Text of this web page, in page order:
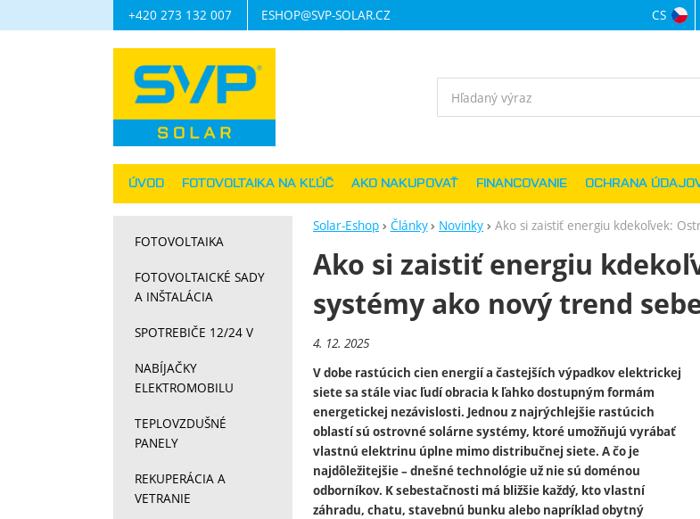
Solar-Eshop Články Novinky Ako si zaistiť energiu kdekoľvek:
Ako si zaistiť energiu
systémy ako nový trend
4. 12. 2025
V dobe rastúcich cien energií a častejších výpadkov elektrickej
siete sa stále viac ľudí obracia k ľahko dostupným formám
energetickej nezávislosti. Jednou z najrýchlejšie rastúcich
oblastí sú ostrovné solárne systémy, ktoré umožňujú vyrábať
vlastnú elektrinu úplne mimo distribučnej siete. A čo je
najdôležitejšie – dnešné technológie už nie sú doménou
odborníkov. K sebestačnosti má bližšie každý, kto vlastní
záhradu, chatu, stavebnú bunku alebo napríklad obytný
FOTOVOLTAIKA
FOTOVOLTAICKÉ SADY
A INŠTALÁCIA
SPOTREBIČE 12/24 V
NABÍJAČKY
ELEKTROMOBILU
TEPLOVZDUŠNÉ
PANELY
REKUPERÁCIA A
VETRANIE
Navigácia
+420 273 132 007 ESHOP@SVP-SOLAR.CZ
ÚVOD FOTOVOLTAIKA NA KĽÚČ AKO NAKUPOVAŤ FINANCOVANIE OCHRANA
CS
Vyhľadávanie